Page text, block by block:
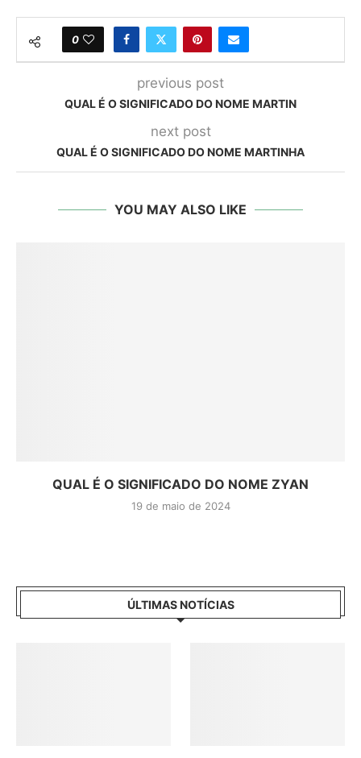
0
previous post
QUAL É O SIGNIFICADO DO NOME MARTIN
next post
QUAL É O SIGNIFICADO DO NOME MARTINHA
YOU MAY ALSO LIKE
QUAL É O SIGNIFICADO DO NOME ZYAN
19 de maio de 2024
ÚLTIMAS NOTÍCIAS